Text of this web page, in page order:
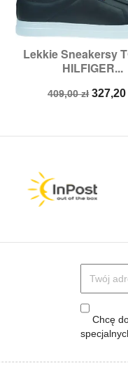
Lekkie Sneakersy
HILFIGER...
Cena
409,00 zł Cena
327,20
Szybki
Rozmiary:41,45,
Chcę